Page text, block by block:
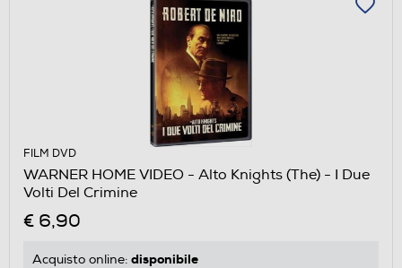
FILM DVD
WARNER HOME VIDEO - Alto Knights (The) - I Due
Volti Del Crimine
€ 6,90
Acquisto online: disponibile